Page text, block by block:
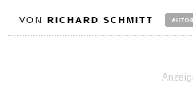
VON RICHARD SCHMITT